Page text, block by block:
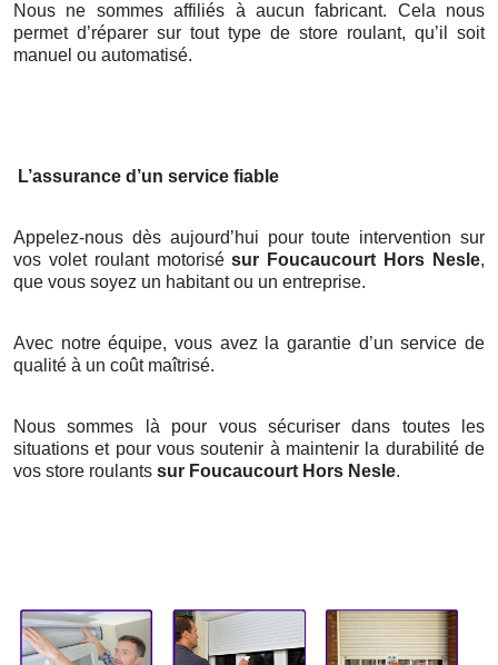
Nous ne sommes affiliés à aucun fabricant. Cela nous
permet d’réparer sur tout type de store roulant, qu’il soit
manuel ou automatisé.
L’assurance d’un service fiable
Appelez-nous dès aujourd’hui pour toute intervention sur
vos volet roulant motorisésur Foucaucourt Hors Nesle,
que vous soyez un habitant ou un entreprise.
Avec notre équipe, vous avez la garantie d’un service de
qualité à un coût maîtrisé.
Nous sommes là pour vous sécuriser dans toutes les
situations et pour vous soutenir à maintenir la durabilité de
vos store roulants sur Foucaucourt Hors Nesle.